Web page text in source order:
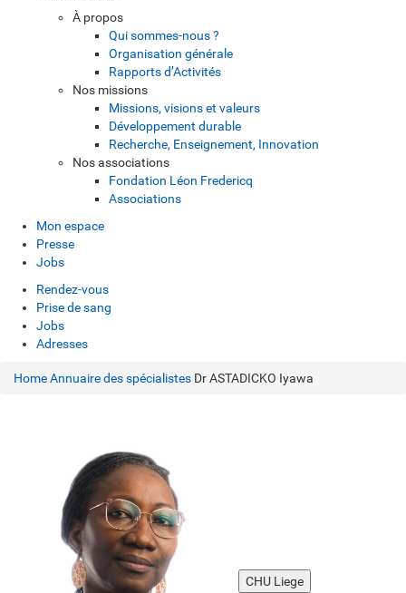
À propos
Qui sommes-nous ?
Organisation générale
Rapports d’Activités
Nos missions
Missions, visions et valeurs
Développement durable
Recherche, Enseignement, Innovation
Nos associations
Fondation Léon Fredericq
Associations
Mon espace
Presse
Jobs
Rendez-vous
Prise de sang
Jobs
Adresses
HomeAnnuaire des spécialistes Dr ASTADICKO Iyawa
CHU Liege